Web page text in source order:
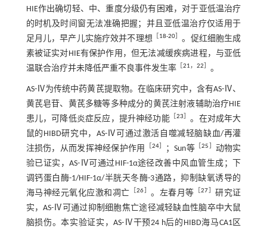
HIE作出确切轻、中、重度分级仍有困难，对于亚低温治疗
的时机及时间窗无法准确把握；并且亚低温治疗仅适用于
足月儿，早产儿实施疗效并不理想
18-20
。促红细胞生成
素被证实对HIE有保护作用，但无法减缓疾病进程，与亚低
温联合治疗并未降低严重不良事件发生率［ 21， 22 。
AS-Ⅳ为传统中药黄芪提取物。在临床研究中，含有AS-Ⅳ、
黄芪皂苷、黄芪多糖等多种成分的黄芪注射液辅助治疗HIE
患儿，可降低炎症反应，提升神经功能［23
。在对成年大
鼠的HIBD研究中，AS-Ⅳ可通过激活自噬减轻脑缺血/再灌
注损伤，从而发挥神经保护作用
24］ ；Sun等 ［25
动物实
验已证实，AS-Ⅳ可通过HIF-1α途径改善中风血管生成；下
调钙蛋白酶-1/HIF-1α/半胱天冬酶-3通路，抑制缺氧诱导的
海马神经元氧化应激和凋亡 ［26 。左春月等 ［27 ］研究证
实，AS-Ⅳ可通过抑制细胞焦亡途径减轻缺血性脑卒中大鼠
脑损伤。本实验证实，AS-Ⅳ干预24 h后的HIBD海马CA1区